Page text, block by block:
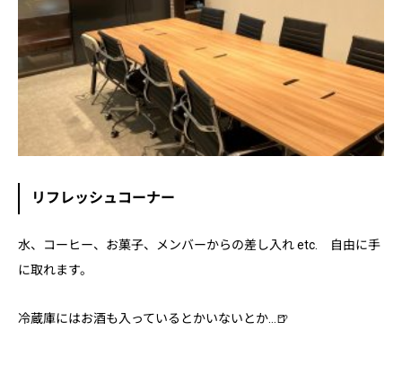
リフレッシュコーナー
水、コーヒー、お菓子、メンバーからの差し入れ etc. 自由に手
に取れます。
冷蔵庫にはお酒も入っているとかいないとか…🍺